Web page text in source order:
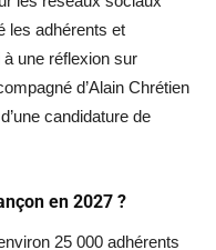
les adhérents et
une réflexion sur
d’Alain Chrétien
candidature de
en 2027 ?
25 000 adhérents